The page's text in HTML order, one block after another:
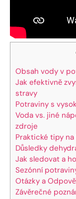
Obsah vody v
Jak efektivně
stravy
Potraviny s
Voda vs. jiné
zdroje
Praktické tipy
Důsledky
Jak sledovat a
Sezónní
Otázky a
Závěrečné